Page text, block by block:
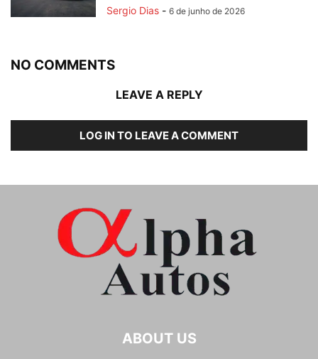
Sergio Dias - 6 de junho de 2026
NO COMMENTS
LEAVE A REPLY
LOG IN TO LEAVE A COMMENT
ABOUT US